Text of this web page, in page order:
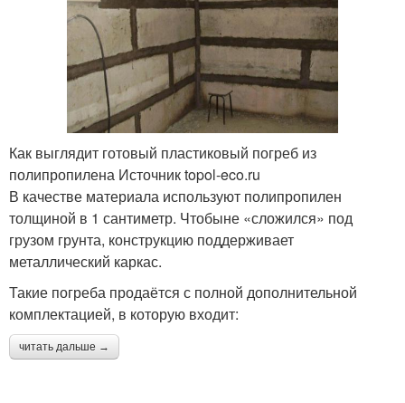
Как выглядит готовый пластиковый погреб из
полипропилена Источник topol-eco.ru
В качестве материала используют полипропилен
толщиной в 1 сантиметр. Чтобыне «сложился» под
грузом грунта, конструкцию поддерживает
металлический каркас.
Такие погреба продаётся с полной дополнительной
комплектацией, в которую входит:
читать дальше →